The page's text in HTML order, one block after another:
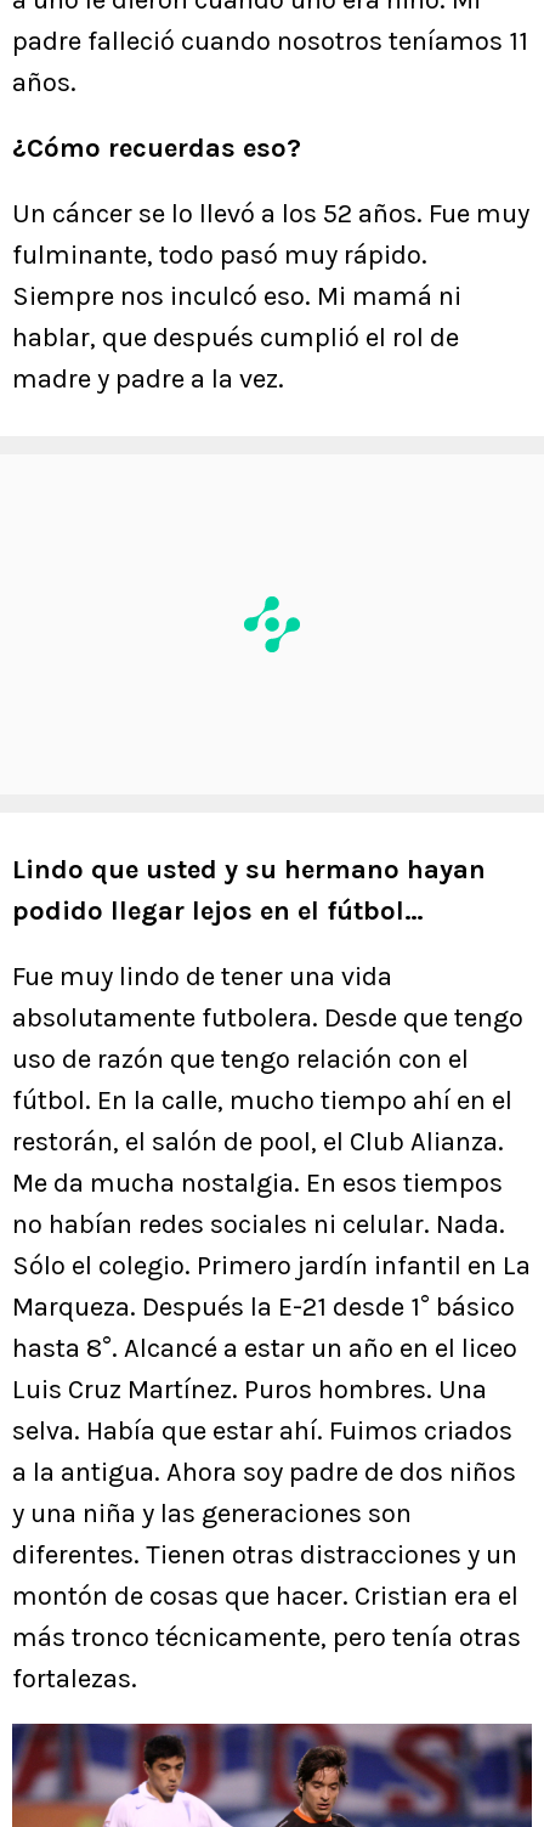
padre falleció cuando nosotros teníamos 11
años.
¿Cómo recuerdas eso?
Un cáncer se lo llevó a los 52 años. Fue muy
fulminante, todo pasó muy rápido.
Siempre nos inculcó eso. Mi mamá ni
hablar, que después cumplió el rol de
madre y padre a la vez.
Lindo que usted y su hermano hayan
podido llegar lejos en el fútbol…
Fue muy lindo de tener una vida
absolutamente futbolera. Desde que tengo
uso de razón que tengo relación con el
fútbol. En la calle, mucho tiempo ahí en el
restorán, el salón de pool, el Club Alianza.
Me da mucha nostalgia. En esos tiempos
no habían redes sociales ni celular. Nada.
Sólo el colegio. Primero jardín infantil en La
Marqueza. Después la E-21 desde 1° básico
hasta 8°. Alcancé a estar un año en el liceo
Luis Cruz Martínez. Puros hombres. Una
selva. Había que estar ahí. Fuimos criados
a la antigua. Ahora soy padre de dos niños
y una niña y las generaciones son
diferentes. Tienen otras distracciones y un
montón de cosas que hacer. Cristian era el
más tronco técnicamente, pero tenía otras
fortalezas.